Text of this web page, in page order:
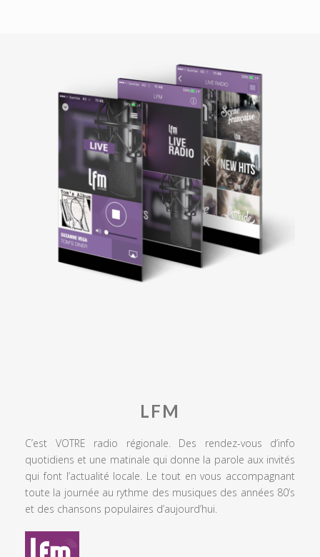
LFM
C’est VOTRE radio régionale. Des rendez-vous d’info
quotidiens et une matinale qui donne la parole aux invités
qui font l’actualité locale. Le tout en vous accompagnant
toute la journée au rythme des musiques des années 80’s
et des chansons populaires d’aujourd’hui.